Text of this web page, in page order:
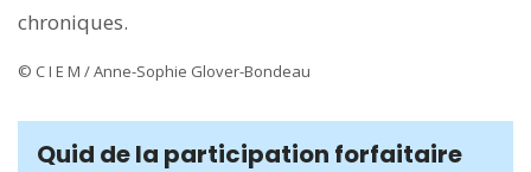
chroniques.
© C I E M / Anne-Sophie Glover-Bondeau
Quid de la participation forfaitaire